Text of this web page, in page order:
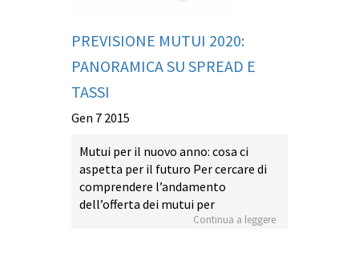
PREVISIONE MUTUI 2020:
PANORAMICA SU SPREAD E
TASSI
Gen 7 2015
Mutui per il nuovo anno: cosa ci
aspetta per il futuro Per cercare di
comprendere l’andamento
dell’offerta dei mutui per
Continua a leggere